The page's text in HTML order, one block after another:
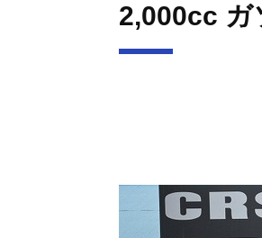
2,000cc ガ